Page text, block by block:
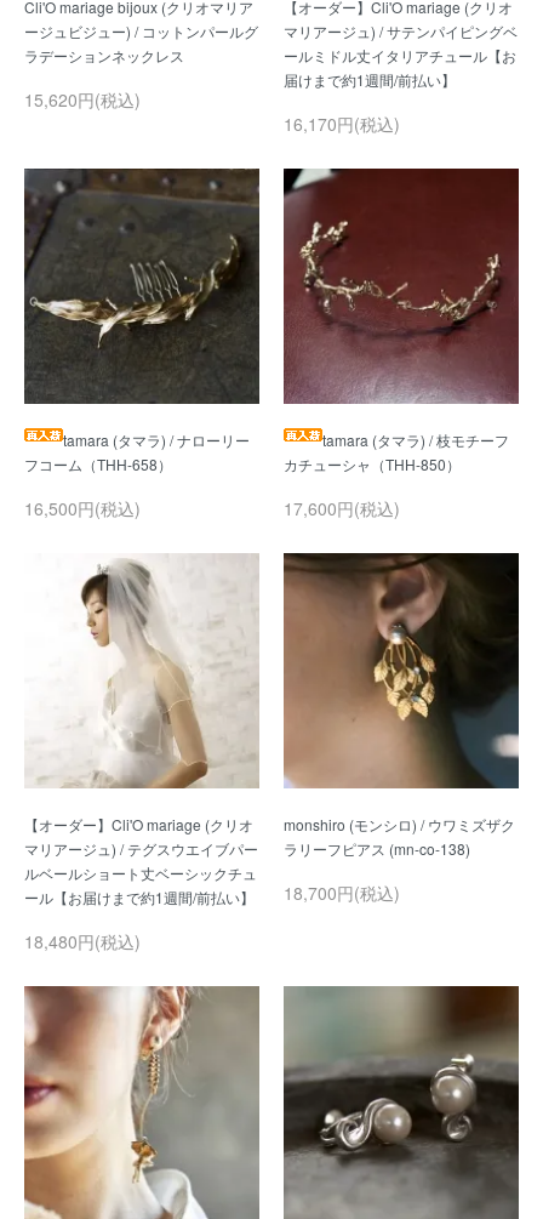
Cli'O mariage bijoux (クリオマリア
ージュビジュー) / コットンパールグ
15,620円(税込)
【オーダー】Cli'O mariage (クリオ
マリアージュ) / サテンパイピングベ
ールミドル丈イタリアチュール【お
16,170円(税込)
tamara (タマラ) / ナローリー
16,500円(税込)
tamara (タマラ) / 枝モチーフ
17,600円(税込)
【オーダー】Cli'O mariage (クリオ
マリアージュ) / テグスウエイブパー
ルベールショート丈ベーシックチュ
18,480円(税込)
monshiro (モンシロ) / ウワミズザク
18,700円(税込)